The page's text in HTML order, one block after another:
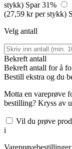
stykk) Spar 31%
(27,59 kr per stykk)
Velg antall
Bekreft antall
Bekreft antall for å
Bestill ekstra og du
Motta en vareprøve
bestilling? Kryss av
Vil du prøve
i